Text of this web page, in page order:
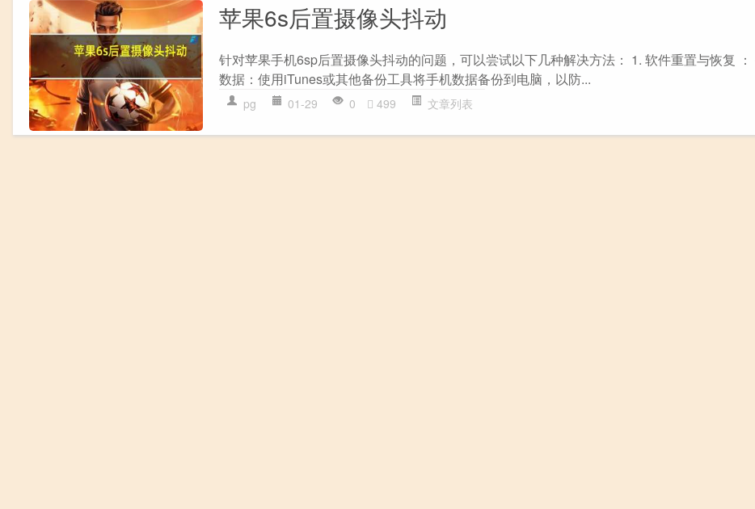
苹果6s后置摄像头抖动
针对苹果手机6sp后置摄像头抖动的问题，可以尝试以下几种解决方法： 1. 软件重置与恢复 ：
数据：使用iTunes或其他备份工具将手机数据备份到电脑，以防...
pg 01-29 0 499 文章列表